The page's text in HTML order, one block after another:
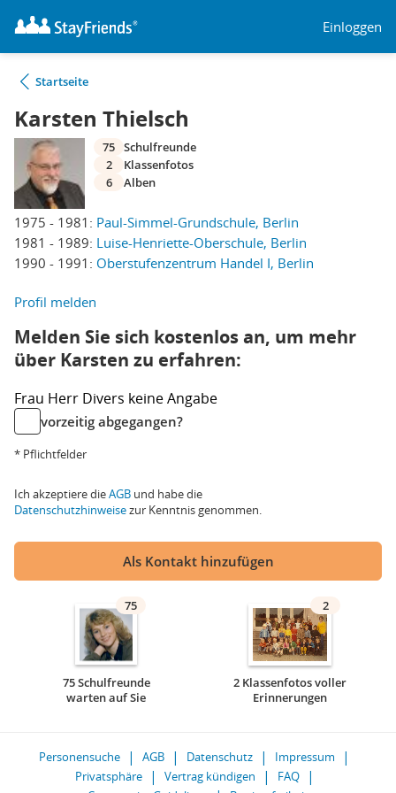
Einloggen
Startseite
Karsten Thielsch
1975 - 1981: Paul-Simmel-Grundschule, Berlin
1981 - 1989: Luise-Henriette-Oberschule, Berlin
1990 - 1991: Oberstufenzentrum Handel I, Berlin
75 Schulfreunde
2
Klassenfotos
6
Alben
Profil melden
Melden Sie sich kostenlos an, um mehr
über Karsten zu erfahren:
Frau Herr Divers keine Angabe
vorzeitig abgegangen?
* Pflichtfelder
Ich akzeptiere dieAGB und habe die
Datenschutzhinweisezur Kenntnis genommen.
Als Kontakt hinzufügen
75
75 Schulfreunde
warten auf Sie
2
2 Klassenfotos voller
Erinnerungen
Personensuche AGB Datenschutz
Impressum
Privatsphäre
Vertrag kündigen
FAQ